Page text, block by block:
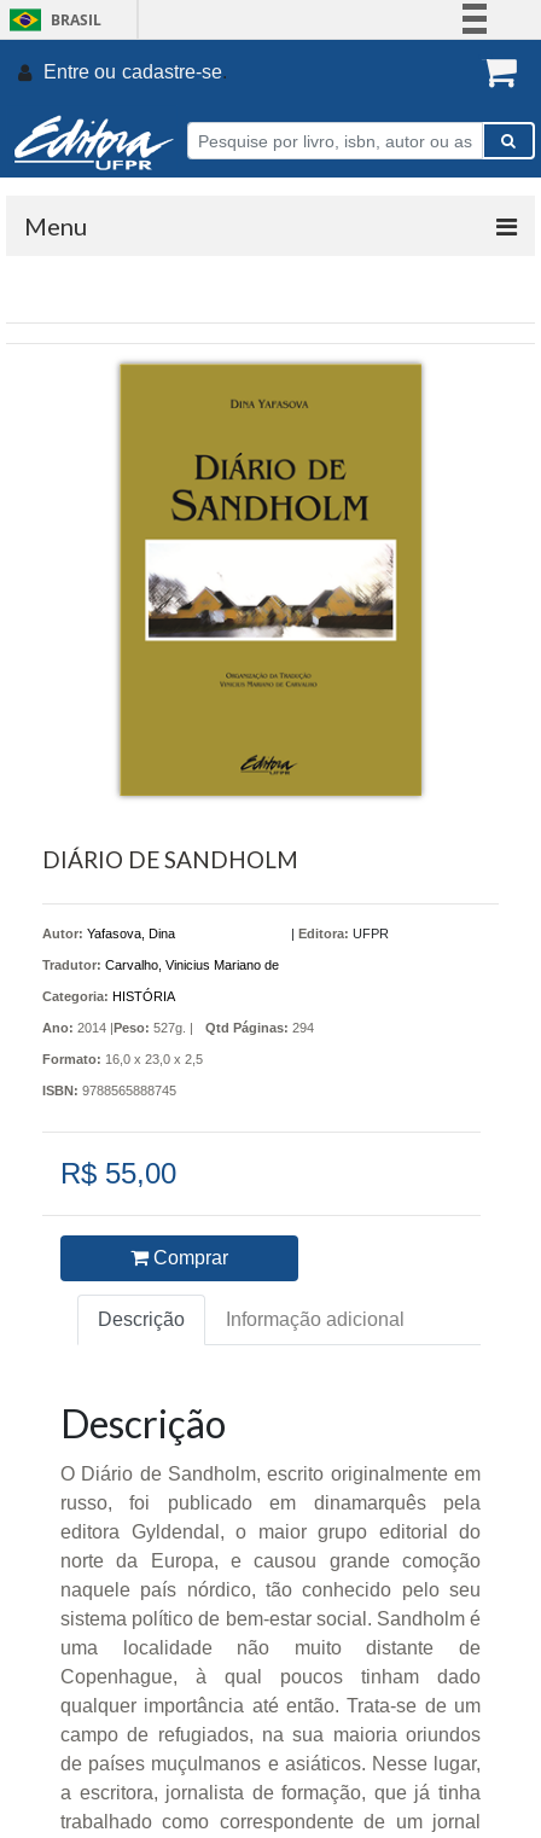
BRASIL
Participe
Entre ou cadastre-se.
Menu
DIÁRIO DE SANDHOLM
Autor: Yafasova, Dina
Tradutor: Carvalho, Vinicius Mariano de
| Editora: UFPR
Categoria: HISTÓRIA
Ano: 2014 |Peso: 527g. | Qtd Páginas: 294
Formato: 16,0 x 23,0 x 2,5
ISBN: 9788565888745
R$ 55,00
Comprar
Descrição Informação adicional
Descrição
O Diário de Sandholm, escrito originalmente em
russo, foi publicado em dinamarquês pela
editora Gyldendal, o maior grupo editorial do
norte da Europa, e causou grande comoção
naquele país nórdico, tão conhecido pelo seu
sistema político de bem-estar social. Sandholm é
uma localidade não muito distante de
Copenhague, à qual poucos tinham dado
qualquer importância até então. Trata-se de um
campo de refugiados, na sua maioria oriundos
de países muçulmanos e asiáticos. Nesse lugar,
a escritora, jornalista de formação, que já tinha
trabalhado como correspondente de um jornal